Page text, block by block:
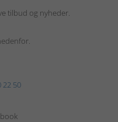
tilbud og nyheder.
22 50